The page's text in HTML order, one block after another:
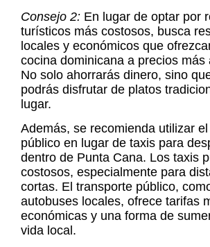
Consejo 2: En lugar de optar por
turísticos más costosos, busca
locales y económicos que
cocina dominicana a precios más
No solo ahorrarás dinero, sino
podrás disfrutar de platos
lugar.
Además, se recomienda utilizar
público en lugar de taxis para
dentro de Punta Cana. Los taxis
costosos, especialmente para
cortas. El transporte público,
autobuses locales, ofrece tarifas
económicas y una forma de
vida local.